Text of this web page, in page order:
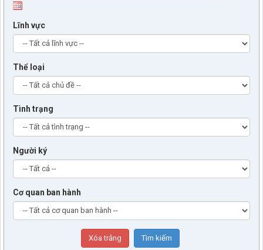
Lĩnh vực
Thể loại
Tình trạng
Người ký
Cơ quan ban hành